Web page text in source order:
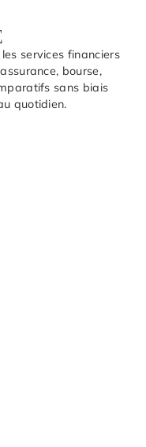
services financiers
bourse,
sans biais
quotidien.